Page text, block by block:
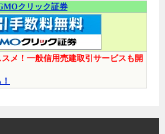
クリック証券
メ！一般信用売建取引サービスも開